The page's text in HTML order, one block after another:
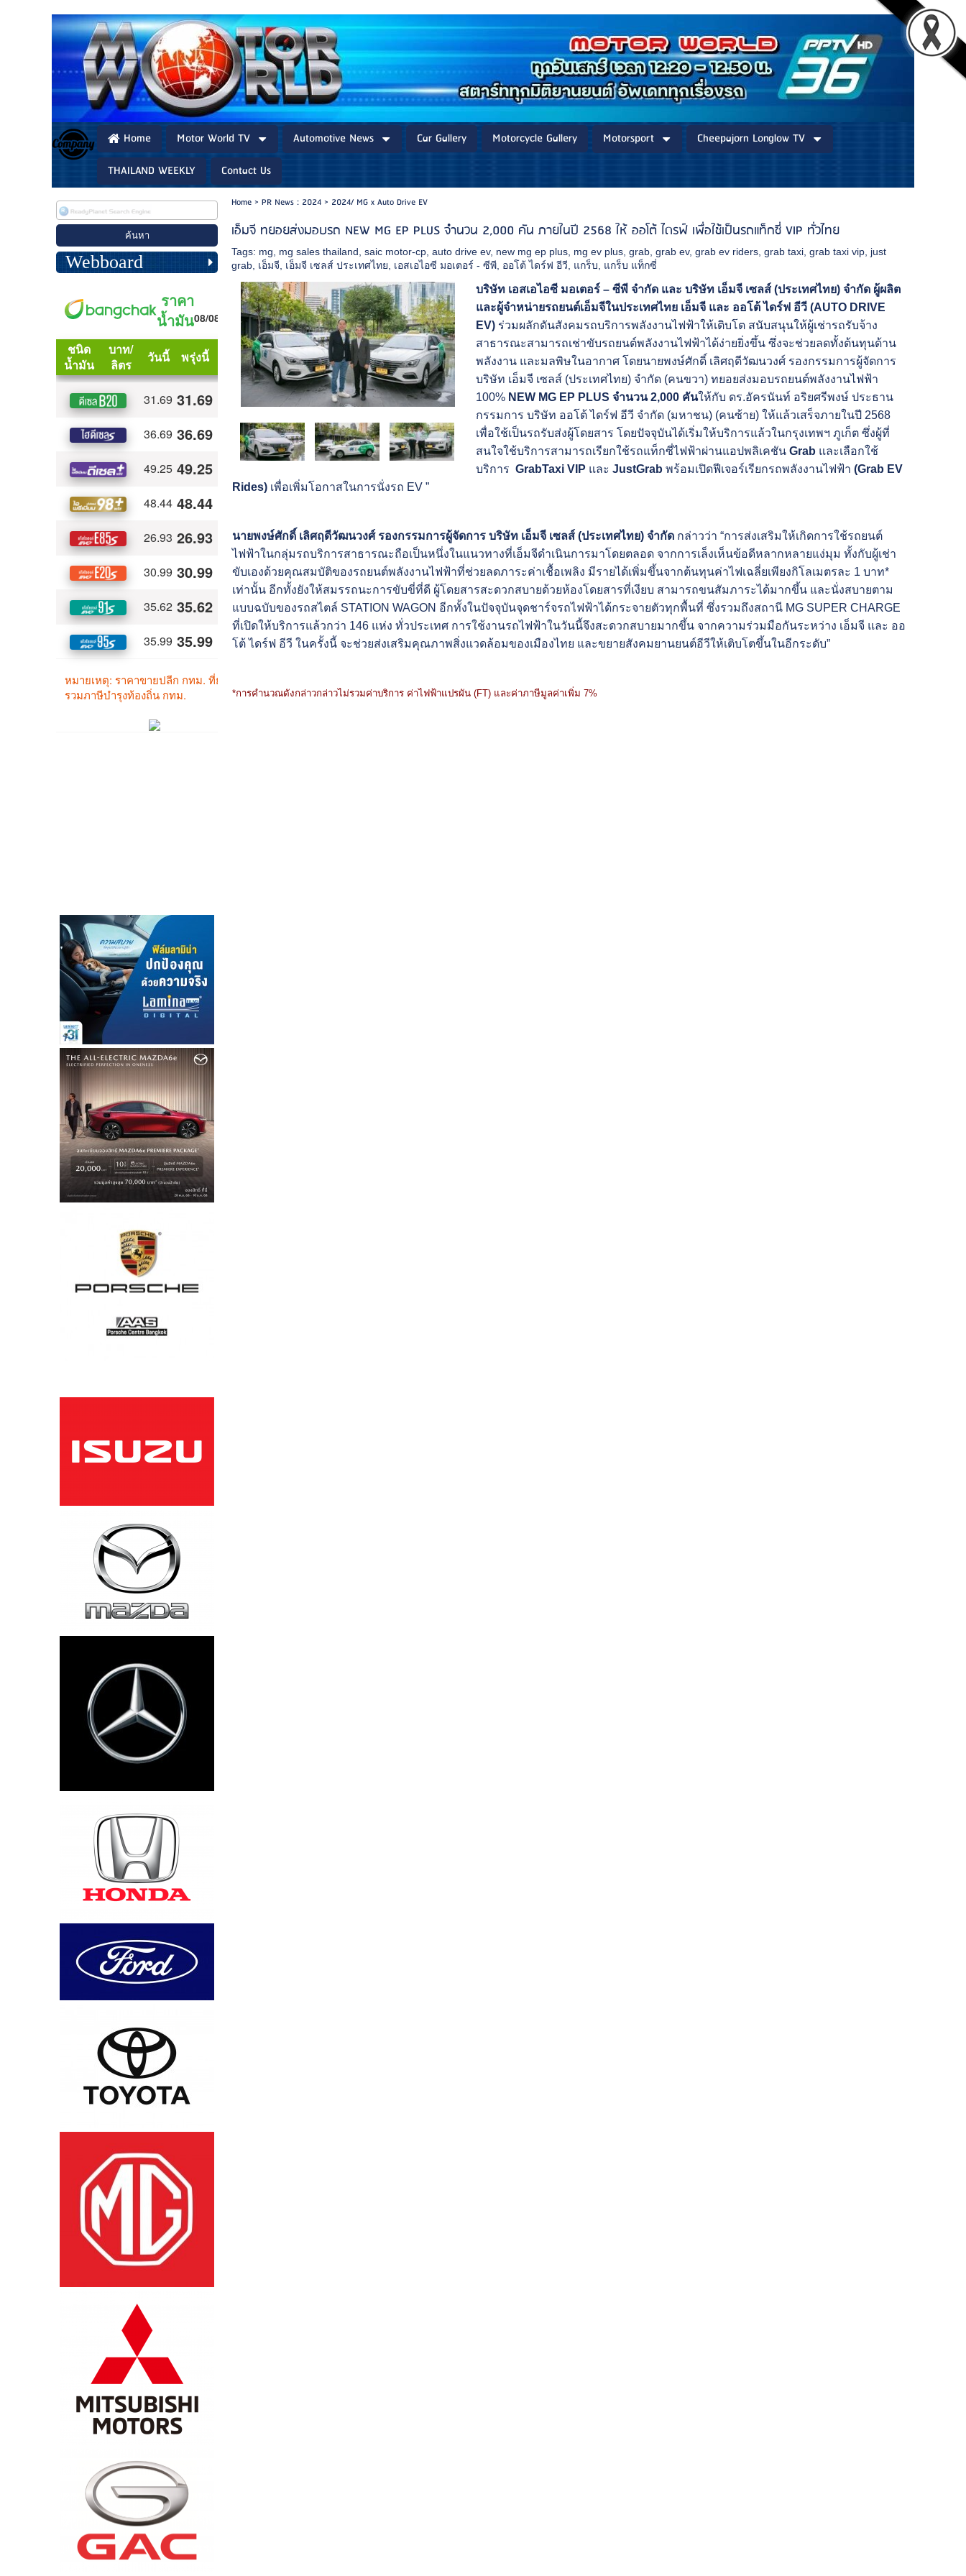
Home Motor World TV Automotive News Car Gallery Motorcycle Gallery Motorsport
Cheepajorn Longlow TV
THAILAND WEEKLY
Contact Us
Webboard
Home> PR News : 2024> 2024/ MG x Auto Drive EV
เอ็มจี ทยอยส่งมอบรถ NEW MG EP PLUS จำนวน 2,000 คัน ภายในปี 2568 ให้ ออโต้ ไดรฟ์ เพื่อใช้เป็นรถแท็กซี่ VIP ทั่วไทย
Tags: mg mg sales thailand ,saic motor-cp ,auto drive ev, new mg ep plus mg ev plus ,grab ,grab ev,grab ev riders ,grab taxi ,grab taxi vip just
grab เอ็มจี เอ็มจี เซลส์ ประเทศไทย เอสเอไอซี มอเตอร์ - ซีพี ออโต้ ไดร์ฟ อีวี แกร็บ แกร็บ แท็กซี่
บริษัท เอสเอไอซี มอเตอร์ – ซีพี จำกัด และ บริษัท เอ็มจี เซลส์ (ประเทศไทย) จำกัด ผู้ผลิต
และผู้จำหน่ายรถยนต์เอ็มจีในประเทศไทย เอ็มจี และ ออโต้ ไดร์ฟ อีวี (AUTO DRIVE
EV) ร่วมผลักดันสังคมรถบริการพลังงานไฟฟ้าให้เติบโต สนับสนุนให้ผู้เช่ารถรับจ้าง
สาธารณะสามารถเช่าขับรถยนต์พลังงานไฟฟ้าได้ง่ายยิ่งขึ้น ซึ่งจะช่วยลดทั้งต้นทุนด้าน
พลังงาน และมลพิษในอากาศ โดยนายพงษ์ศักดิ์ เลิศฤดีวัฒนวงศ์ รองกรรมการผู้จัดการ
บริษัท เอ็มจี เซลส์ (ประเทศไทย) จำกัด (คนขวา) ทยอยส่งมอบรถยนต์พลังงานไฟฟ้า
100% NEW MG EP PLUS จำนวน 2,000 คันให้กับ ดร.อัครนันท์ อริยศรีพงษ์ ประธาน
กรรมการ บริษัท ออโต้ ไดร์ฟ อีวี จำกัด (มหาชน) (คนซ้าย) ให้แล้วเสร็จภายในปี 2568
เพื่อใช้เป็นรถรับส่งผู้โดยสาร โดยปัจจุบันได้เริ่มให้บริการแล้วในกรุงเทพฯ ภูเก็ต ซึ่งผู้ที่
สนใจใช้บริการสามารถเรียกใช้รถแท็กซี่ไฟฟ้าผ่านแอปพลิเคชัน Grab และเลือกใช้
บริการ GrabTaxi VIP และ JustGrab พร้อมเปิดฟีเจอร์เรียกรถพลังงานไฟฟ้า(Grab EV
Rides)เพื่อเพิ่มโอกาสในการนั่งรถ EV ”
นายพงษ์ศักดิ์ เลิศฤดีวัฒนวงศ์ รองกรรมการผู้จัดการ บริษัท เอ็มจี เซลส์ (ประเทศไทย) จำกัดกล่าวว่า “การส่งเสริมให้เกิดการใช้รถยนต์
ไฟฟ้าในกลุ่มรถบริการสาธารณะถือเป็นหนึ่งในแนวทางที่เอ็มจีดำเนินการมาโดยตลอด จากการเล็งเห็นข้อดีหลากหลายแง่มุม ทั้งกับผู้เช่า
ขับเองด้วยคุณสมบัติของรถยนต์พลังงานไฟฟ้าที่ช่วยลดภาระค่าเชื้อเพลิง มีรายได้เพิ่มขึ้นจากต้นทุนค่าไฟเฉลี่ยเพียงกิโลเมตรละ 1 บาท*
เท่านั้น อีกทั้งยังให้สมรรถนะการขับขี่ที่ดี ผู้โดยสารสะดวกสบายด้วยห้องโดยสารที่เงียบ สามารถขนสัมภาระได้มากขึ้น และนั่งสบายตาม
แบบฉบับของรถสไตล์ STATION WAGON อีกทั้งในปัจจุบันจุดชาร์จรถไฟฟ้าได้กระจายตัวทุกพื้นที่ ซึ่งรวมถึงสถานี MG SUPER CHARGE
ที่เปิดให้บริการแล้วกว่า 146 แห่ง ทั่วประเทศ การใช้งานรถไฟฟ้าในวันนี้จึงสะดวกสบายมากขึ้น จากความร่วมมือกันระหว่าง เอ็มจี และ ออ
โต้ ไดร์ฟ อีวี ในครั้งนี้ จะช่วยส่งเสริมคุณภาพสิ่งแวดล้อมของเมืองไทย และขยายสังคมยานยนต์อีวีให้เติบโตขึ้นในอีกระดับ”
*การคำนวณดังกล่าวกล่าวไม่รวมค่าบริการ ค่าไฟฟ้าแปรผัน (FT) และค่าภาษีมูลค่าเพิ่ม 7%